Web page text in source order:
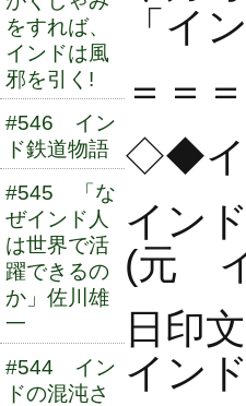
をすれば、
インドは風
邪を引く!
#546 イン
ド鉄道物語
#545 「な
ぜインド人
は世界で活
躍できるの
か」佐川雄
一
#544 イン
ドの混沌さ
「イ
＝＝
◇◆イ
イン
(元
日印
イン